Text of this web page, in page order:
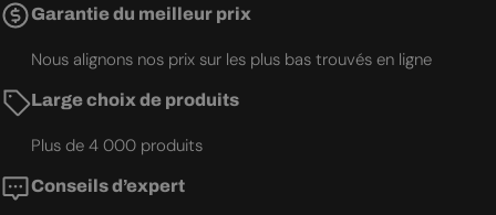
Garantie du meilleur prix
Nous alignons nos prix sur les plus bas trouvés en ligne
Large choix de produits
Plus de 4 000 produits
Conseils d’expert